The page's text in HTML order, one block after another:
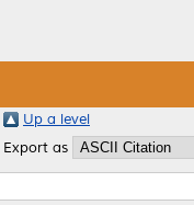
Up a level
Export as